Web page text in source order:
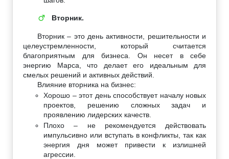
♂ Вторник.
Вторник – это день активности, решительности и
целеустремленности, который считается
благоприятным для бизнеса. Он несет в себе
энергию Марса, что делает его идеальным для
смелых решений и активных действий.
Влияние вторника на бизнес:
Хорошо – этот день способствует началу новых
проектов, решению сложных задач и
проявлению лидерских качеств.
Плохо – не рекомендуется действовать
импульсивно или вступать в конфликты, так как
энергия дня может привести к излишней
агрессии.